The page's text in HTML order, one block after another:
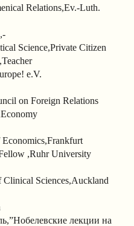
Relations,Ev.-Luth.
Science,Private Citizen
e.V.
on Foreign Relations
Economics,Frankfurt
,Ruhr University
Clinical Sciences,Auckland
лекции на